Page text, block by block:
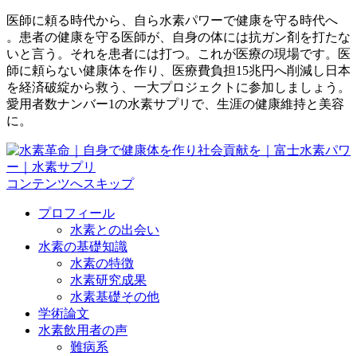
医師に頼る時代から、自ら水素パワーで健康を守る時代へ
。患者の健康を守る医師が、自身の体には抗ガン剤を打たな
いと言う。それを患者には打つ。これが医療の現場です。医
師に頼らない健康体を作り、医療費負担15兆円へ削減し日本
を経済破綻から救う、一大プロジェクトに参加しましょう。
愛用者数ナンバー1の水素サプリで、生涯の健康維持と美容
に。
コンテンツへスキップ
プロフィール
水素との出会い
水素の基礎知識
水素の特徴
水素研究成果
水素基礎その他
学術論文
水素飲用者の声
難病系